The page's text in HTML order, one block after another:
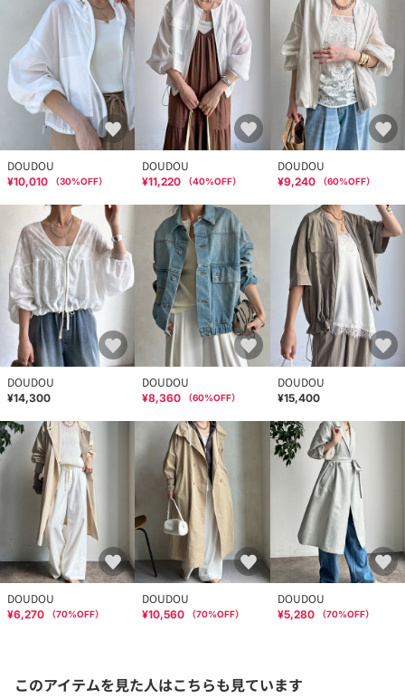
--------------------------------------
※ 生産の都合上、お届け時期が前後する場合がございます。
※ 掲載画像の商品の色味は、 撮影場所や光の当たり具合などによ
り色味が異なって見える場合がございます。
また、お客様のお使いのPC・スマートフォン等のモニター環境
などにより色味が異なって見える場合がございます。予めご了承
の上ご注文ください。
※ 着用、お取り扱いの際は、商品についている品質表示とアテン
ションタグを必ずご確認下さい。
DOUDOU
¥10,010 （30%OFF）
DOUDOU
¥11,220 （40%OFF）
DOUDOU
¥9,240 （60%OFF）
DOUDOU
¥14,300
DOUDOU
¥8,360 （60%OFF）
DOUDOU
¥15,400
DOUDOU
¥6,270 （70%OFF）
DOUDOU
¥10,560 （70%OFF）
DOUDOU
¥5,280 （70%OFF）